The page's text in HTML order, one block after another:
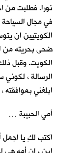
نورا. فطلبت من
في مجال
الكويتيين ان
ضحى بحريته من
الكويت. وقبل
الرسالة ،
ابلغني بموافقته
أمي الحبيبة …
اكتب لكِ يا